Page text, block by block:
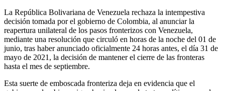
La República Bolivariana de Venezuela rechaza la intempestiva
decisión tomada por el gobierno de Colombia, al anunciar la
reapertura unilateral de los pasos fronterizos con Venezuela,
mediante una resolución que circuló en horas de la noche del 01 de
junio, tras haber anunciado oficialmente 24 horas antes, el día 31 de
mayo de 2021, la decisión de mantener el cierre de las fronteras
hasta el mes de septiembre.
Esta suerte de emboscada fronteriza deja en evidencia que el